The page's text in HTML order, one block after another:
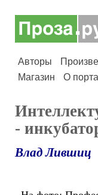
Авторы
Магазин
О
-
Влад Лившиц